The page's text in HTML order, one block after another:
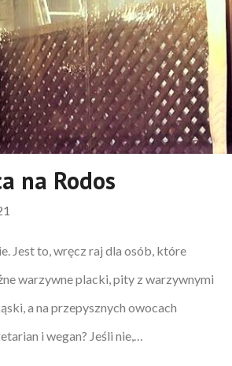
na Rodos
Jest to, wręcz raj dla osób, które
warzywne placki, pity z warzywnymi
a na przepysznych owocach
i wegan? Jeśli nie,…